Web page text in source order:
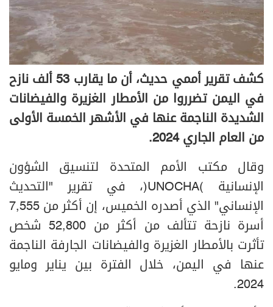
كشف تقرير أممي حديث، أن ما يقارب 53 ألف نازح
في اليمن تضرروا من الأمطار الغزيرة والفيضانات
الشديدة الناجمة عنها في الأشهر الخمسة الأولى
من العام الجاري 2024.
وقال مكتب الأمم المتحدة لتنسيق الشؤون
الإنسانية (UNOCHA)، في تقرير "التحديث
الإنساني" الذي أصدره الخميس، إن أكثر من 7,555
أسرة نازحة تتألف من أكثر من 52,800 شخص
تأثرت بالأمطار الغزيرة والفيضانات الجارفة الناجمة
عنها في اليمن، خلال الفترة بين يناير ومايو
2024.